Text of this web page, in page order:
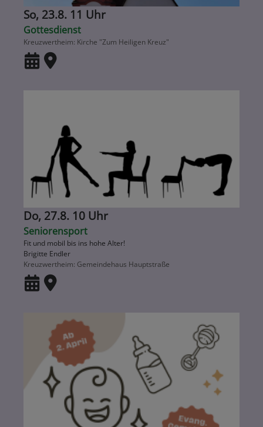
So, 23.8. 11 Uhr
Gottesdienst
Kreuzwertheim Kirche "Zum Heiligen Kreuz"
Do, 27.8. 10 Uhr
Seniorensport
Fit und mobil bis ins hohe Alter!
Brigitte Endler
Kreuzwertheim Gemeindehaus Hauptstraße